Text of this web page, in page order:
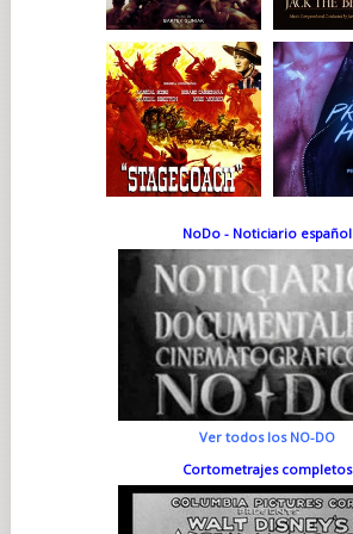
NoDo - Noticiario español
Ver todos los NO-DO
Cortometrajes completos